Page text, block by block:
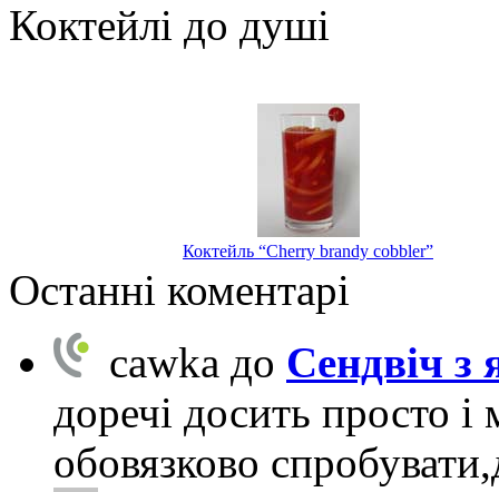
Коктейлі до душі
Коктейль “Cherry brandy cobbler”
Останні коментарі
cawka до Сендвіч з
доречі досить просто
обовязково